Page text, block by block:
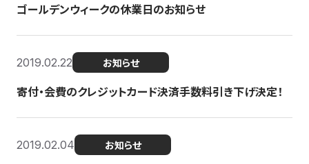
ゴールデンウィークの休業日のお知らせ
2019.02.22 お知らせ
寄付・会費のクレジットカード決済手数料引き下げ決定！
2019.02.04 お知らせ